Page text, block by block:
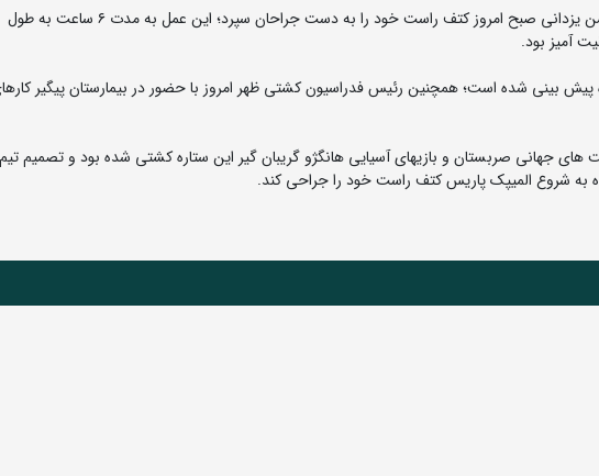
به گزارش روابط عمومی فدراسیون کشتی، حسن یزدانی صبح امروز کتف راست خود را به دست جراحان سپرد؛ این عمل به مدت ۶ ساعت به طول
آمیز بود.
نقاهت ستاره کشتی ایران بین ۴ تا ۵ ماه پیش بینی شده است؛ همچنین رئیس فدراسیون کشتی ظهر امروز با حضور در بیمارستان پیگیر
های جهانی صربستان و بازیهای آسیایی هانگژو گریبان گیر این ستاره کشتی شده بود و تصمیم تیم